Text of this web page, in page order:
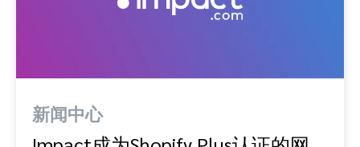
新闻中心